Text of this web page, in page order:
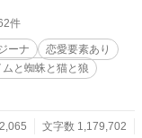
の王都に帰るという魔神
に住むようになる。 薬
、トラブルに巻き込まれ
がら、秘密があってそれ
一目惚れした騎士の恋愛
たヒロインのお話。
件
ーナ
恋愛要素あり
と蜘蛛と猫と狼
文字数 1,179,702